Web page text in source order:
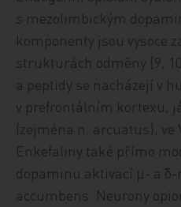
s mezolimbickým
komponenty jsou vysoce
strukturách odměny [9,
a peptidy se nacházejí v
v prefrontálním kortexu,
(zejména n. arcuatus), ve
Enkefaliny také přímo
dopaminu aktivací µ- a
accumbens. Neurony